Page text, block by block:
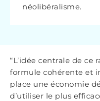
néolibéralisme.
“L’idée centrale de ce
formule cohérente et
place une économie
d’utiliser le plus